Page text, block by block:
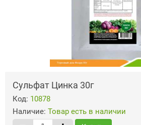
Сульфат Цинка 30г
Код: 10878
Наличие: Товар есть в наличии